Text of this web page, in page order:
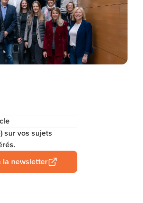
sur vos sujets
la newsletter